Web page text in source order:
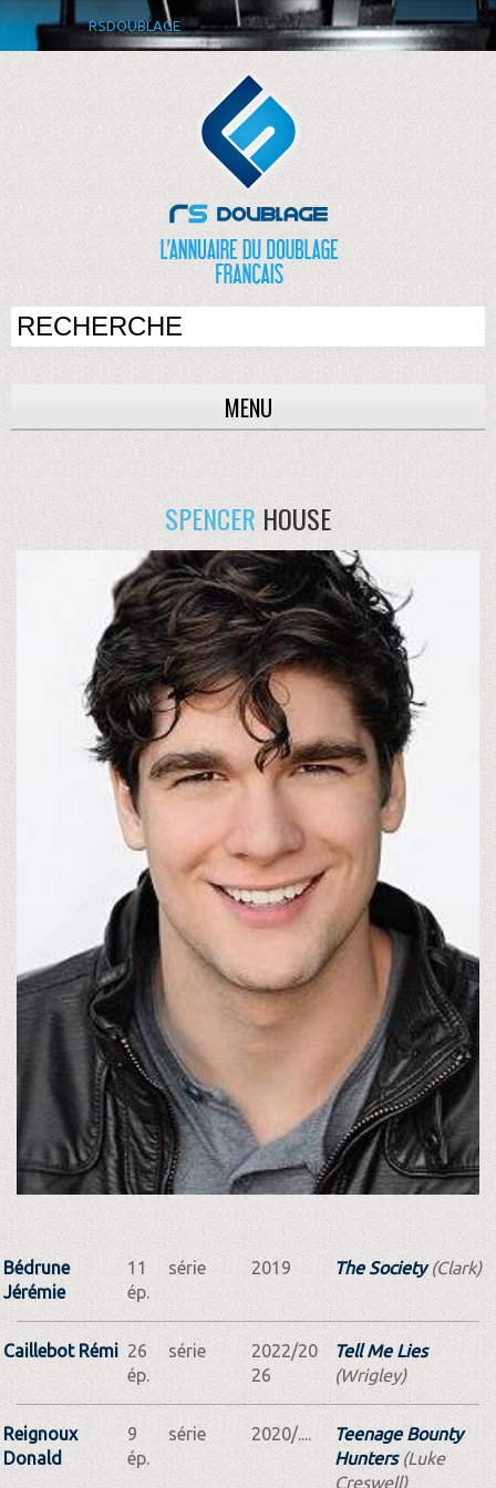
RSDOUBLAGE
MENU
SPENCERHOUSE
Bédrune
Jérémie
11
ép.
série 2019 The Society(Clark)
Caillebot Rémi 26
ép.
série
2022/20
26
Tell Me Lies
(Wrigley)
Reignoux
Donald
9
ép.
série 2020/....
Teenage Bounty
Hunters(Luke
Creswell)